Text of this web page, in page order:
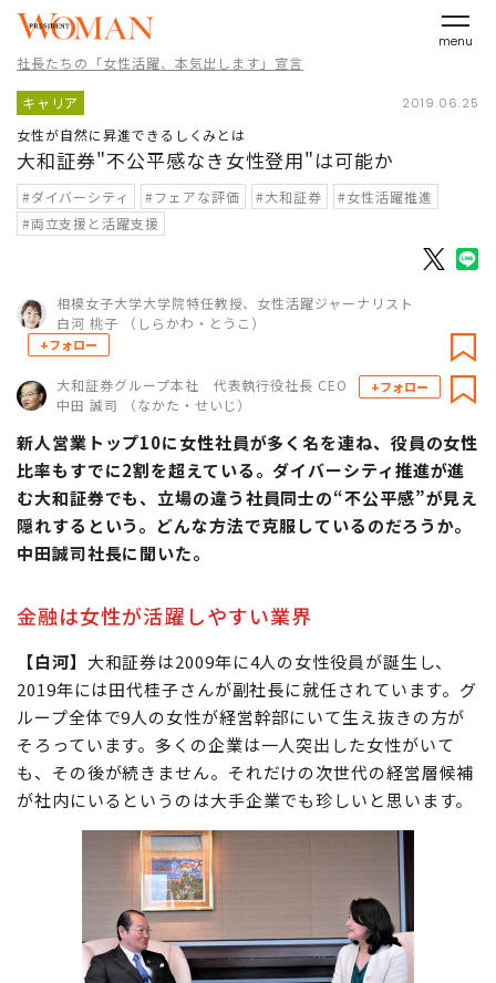
menu
社長たちの「女性活躍、本気出します」宣言
キャリア 2019.06.25
女性が自然に昇進できるしくみとは
大和証券"不公平感なき女性登用"は可能か
#ダイバーシティ #フェアな評価 #大和証券
#女性活躍推進
#両立支援と活躍支援
相模女子大学大学院特任教授、女性活躍ジャーナリスト
白河 桃子 （しらかわ・とうこ）
+フォロー
大和証券グループ本社 代表執行役社長 CEO
中田 誠司 （なかた・せいじ）
+フォロー
新人営業トップ10に女性社員が多く名を連ね、役員の女性
比率もすでに2割を超えている。ダイバーシティ推進が進
む大和証券でも、立場の違う社員同士の“不公平感”が見え
隠れするという。どんな方法で克服しているのだろうか。
中田誠司社長に聞いた。
金融は女性が活躍しやすい業界
【白河】 大和証券は2009年に4人の女性役員が誕生し、
2019年には田代桂子さんが副社長に就任されています。グ
ループ全体で9人の女性が経営幹部にいて生え抜きの方が
そろっています。多くの企業は一人突出した女性がいて
も、その後が続きません。それだけの次世代の経営層候補
が社内にいるというのは大手企業でも珍しいと思います。